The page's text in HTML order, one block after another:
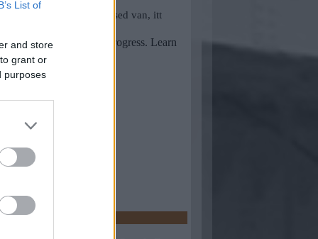
List of
and store
grant or
purposes